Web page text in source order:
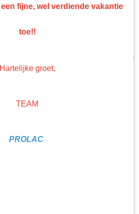
500 ml Orapur
fijne, wel verdiende vakantie
toe!!
Hartelijke groet,
TEAM
PROLAC